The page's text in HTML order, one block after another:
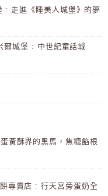
: 走進《睡美人城堡》的夢
爾城堡 : 中世紀童話城
黃酥界的黑馬，焦糖餡根
專賣店 : 行天宮旁蛋奶全